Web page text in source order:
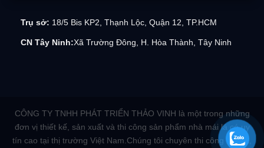
Trụ sở: 18/5 Bis KP2, Thạnh Lộc, Quận 12, TP.HCM
CN Tây Ninh:Xã Trường Đông, H. Hòa Thành, Tây Ninh
CÔNG TY TNHH PHÁT TRIỂN THẢO VINH là một trong những
đơn vị thiết kế, sản xuất và thi công sản phẩm nhà mái lá có uy
tín cao tại thị trường Việt Nam.Chúng tôi chuyên thi công nhà lá,